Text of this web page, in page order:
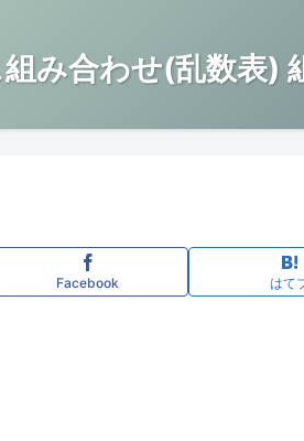
み合わせ(乱数表)
Facebook はて